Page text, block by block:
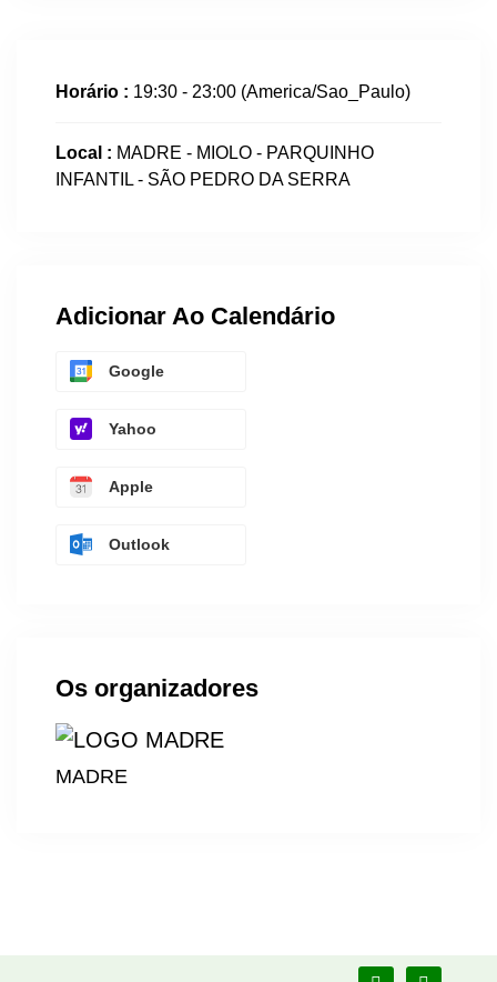
Horário : 19:30 - 23:00 (America/Sao_Paulo)
Local : MADRE - MIOLO - PARQUINHO
INFANTIL - SÃO PEDRO DA SERRA
Adicionar Ao Calendário
Google
Yahoo
Apple
Outlook
Os organizadores
MADRE